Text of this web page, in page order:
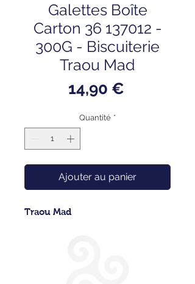
Galettes Boîte
Carton 36 137012 -
300G - Biscuiterie
Traou Mad
14,90 €Prix
Quantité *
Ajouter au panier
Traou Mad